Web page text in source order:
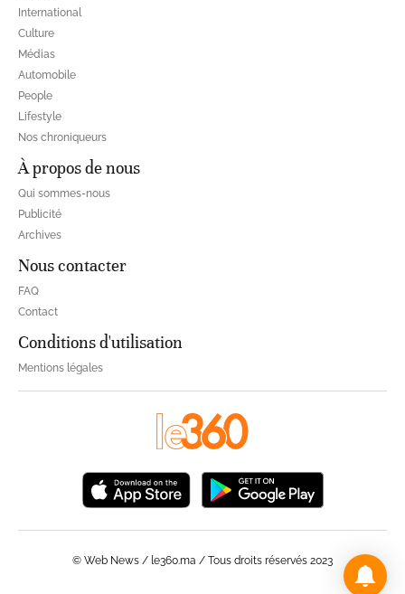
International
Culture
Médias
Automobile
People
Lifestyle
Nos chroniqueurs
À propos de nous
Qui sommes-nous
Publicité
Archives
Nous contacter
FAQ
Contact
Conditions d'utilisation
Mentions légales
© Web News / le360.ma / Tous droits réservés 2023